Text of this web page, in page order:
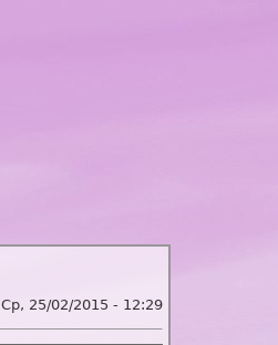
Ср, 25/02/2015 - 12:29